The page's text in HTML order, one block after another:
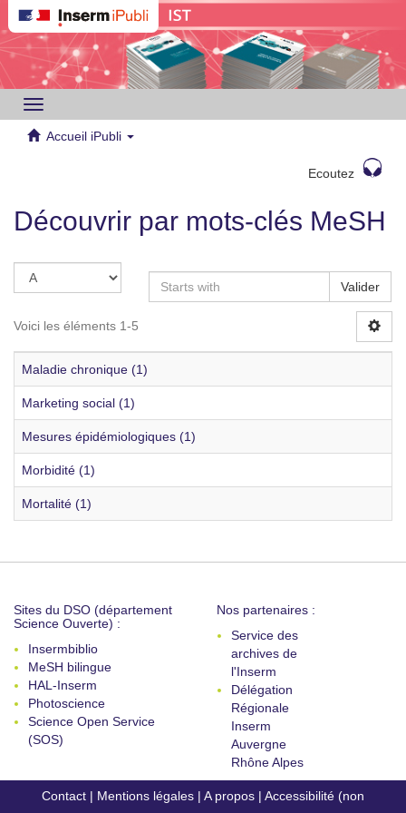
Toggle
navigation
Accueil iPubli
Ecoutez
Découvrir par mots-clés MeSH
Valider
Voici les éléments 1-5
Maladie chronique (1)
Marketing social (1)
Mesures épidémiologiques (1)
Morbidité (1)
Mortalité (1)
Sites du DSO (département
Science Ouverte) :
Insermbiblio
MeSH bilingue
HAL-Inserm
Photoscience
Science Open Service
(SOS)
Nos partenaires :
Service des
archives de
l'Inserm
Délégation
Régionale
Inserm
Auvergne
Rhône Alpes
Contact | Mentions légales | A propos | Accessibilité (non